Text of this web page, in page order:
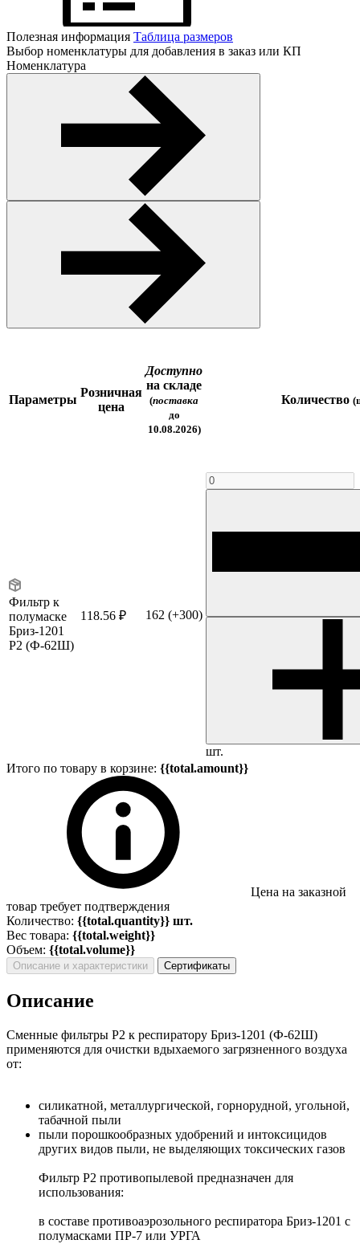
Полезная информация Таблица размеров
Выбор номенклатуры для добавления в заказ или КП
Номенклатура
Параметры
Розничная
цена
Доступно
на складе
(поставка
до
10.08.2026)
Количество
Фильтр к
полумаске
Бриз-1201
Р2 (Ф-62Ш)
118.56 ₽ 162 (+300)
шт.
Итого по товару в корзине: {{total.amount}}
Цена на заказной
товар требует подтверждения
Количество: {{total.quantity}} шт.
Вес товара: {{total.weight}}
Объем: {{total.volume}}
Описание и характеристики Сертификаты
Описание
Сменные фильтры P2 к респиратору Бриз-1201 (Ф-62Ш)
применяются для очистки вдыхаемого загрязненного воздуха
от:
силикатной, металлургической, горнорудной, угольной,
табачной пыли
пыли порошкообразных удобрений и интоксицидов
других видов пыли, не выделяющих токсических газов
Фильтр P2 противопылевой предназначен для
использования:
в составе противоаэрозольного респиратора Бриз-1201 с
полумасками ПР-7 или УРГА